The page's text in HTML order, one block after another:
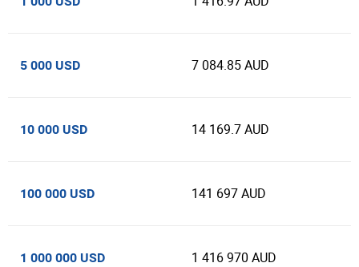
5 000 USD 7 084.85 AUD
10 000 USD 14 169.7 AUD
100 000 USD 141 697 AUD
1 000 000 USD 1 416 970 AUD